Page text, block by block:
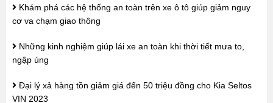
Khám phá các hệ thống an toàn trên xe ô tô giúp giảm nguy
cơ va chạm giao thông
Những kinh nghiệm giúp lái xe an toàn khi thời tiết mưa to,
ngập úng
Đại lý xả hàng tồn giảm giá đến 50 triệu đồng cho Kia Seltos
VIN 2023